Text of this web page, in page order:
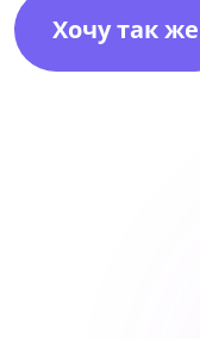
Хочу так же